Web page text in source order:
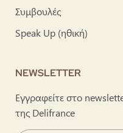
Συμβουλές
Speak Up (ηθική)
NEWSLETTER
Εγγραφείτε στο
της Delifrance